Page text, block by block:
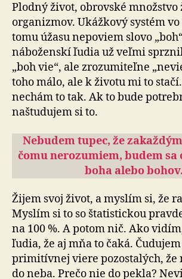
Plodný život, obrovské množstvo
organizmov. Ukážkový systém
tomu úžasu nepoviem slovo
náboženskí ľudia už veľmi
„boh vie“, ale zrozumiteľne
toho málo, ale k životu mi to
nechám to tak. Ak to bude
naštudujem si to.
Nebudem tupec, že
čomu nerozumiem, budem sa
boha alebo bohov.
Žijem svoj život, a myslím si, že
Myslím si to so štatistickou
na 100 %. A potom nič. Ako
ľudia, že aj mňa to čaká.
primitívnej viere pozostalých, že
do neba. Prečo nie do pekla?